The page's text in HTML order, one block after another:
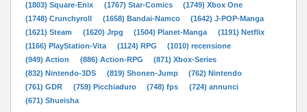
(1803) Square-Enix
(1767) Star-Comics
(1749) Xbox One
(1748) Crunchyroll
(1658) Bandai-Namco
(1642) J-POP-Manga
(1621) Steam
(1620) Jrpg (1504) Planet-Manga
(1191) Netflix
(1166) PlayStation-Vita
(1124) RPG
(1010) recensione
(949) Action
(886) Action-RPG
(871) Xbox-Series
(832) Nintendo-3DS
(819) Shonen-Jump
(762) Nintendo
(761) GDR
(759) Picchiaduro (748) fps
(724) annunci
(671) Shueisha